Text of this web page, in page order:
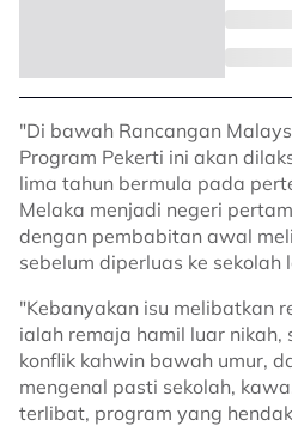
"Di bawah Rancangan
Program Pekerti ini akan
lima tahun bermula pada
Melaka menjadi negeri
dengan pembabitan awal
sebelum diperluas ke sekolah
"Kebanyakan isu melibatkan
ialah remaja hamil luar nikah,
konflik kahwin bawah umur,
mengenal pasti sekolah,
terlibat, program yang